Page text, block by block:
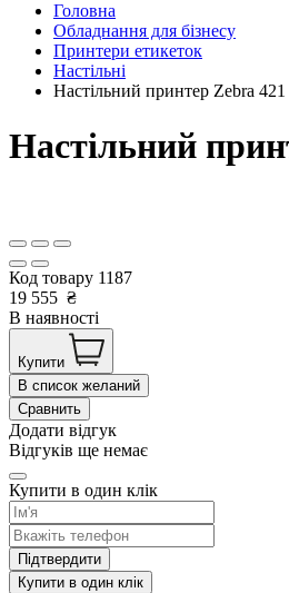
Головна
Обладнання для бізнесу
Принтери етикеток
Настільні
Настільний принтер Zebra
Настільний
Код товару 1187
19 555 ₴
В наявності
Купити
В список желаний
Сравнить
Додати відгук
Відгуків ще немає
Купити в один клік
Підтвердити
Купити в один клік